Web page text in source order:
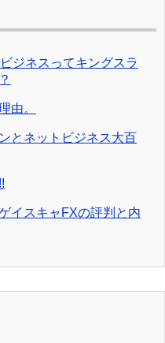
ジネスってキングスラ
由。
とネットビジネス大百
イスキャFXの評判と内